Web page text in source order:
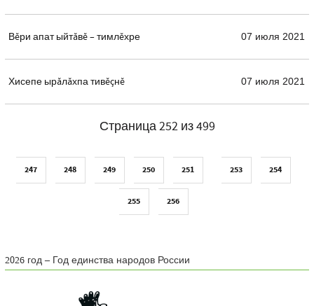
Вĕри апат ыйтăвĕ – тимлĕхре 07 июля 2021
Хисепе ырăлăхпа тивĕçнĕ 07 июля 2021
Страница 252 из 499
247 248 249 250 251 253 254
255 256
2026 год – Год единства народов России